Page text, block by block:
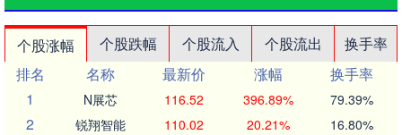
个股涨幅 个股跌幅 个股流入 个股流出
换手率
排名
名称 最新价 涨幅
换手率
1
N展芯 116.52 396.89% 79.39%
2 锐翔智能 110.02 20.21% 16.80%